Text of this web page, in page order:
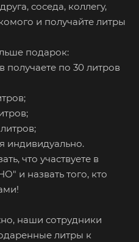
соседа, коллегу,
и получайте литры
подарок:
получаете по 30 литров
индивидуально.
что участвуете в
и назвать того, кто
наши сотрудники
литры к